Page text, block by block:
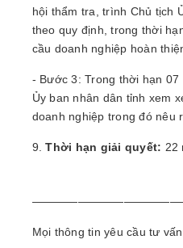
hội thẩm tra, trình Chủ tịch
theo quy định, trong thời
cầu doanh nghiệp hoàn
- Bước 3: Trong thời hạn
Ủy ban nhân dân tỉnh xem
doanh nghiệp trong đó nêu
Thời hạn giải quyết: 22
Mọi thông tin yêu cầu tư